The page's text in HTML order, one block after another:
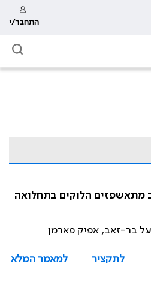
התחבר/י
מתאשפזים הלוקים בתחלואה
בר-זאב, אפיק פארמן
לתקציר
למאמר המלא